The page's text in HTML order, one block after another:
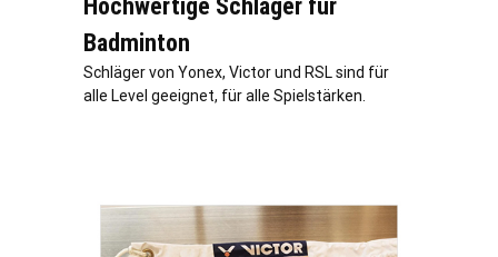
Hochwertige Schläger für
Badminton
Schläger von Yonex, Victor und RSL sind für
alle Level geeignet, für alle Spielstärken.